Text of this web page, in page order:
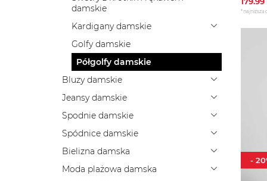
damskie
Kardigany damskie
Golfy damskie
Półgolfy damskie
Bluzy damskie
Jeansy damskie
Spodnie damskie
Spódnice damskie
Bielizna damska
Moda plażowa damska
*najniższa
- 20